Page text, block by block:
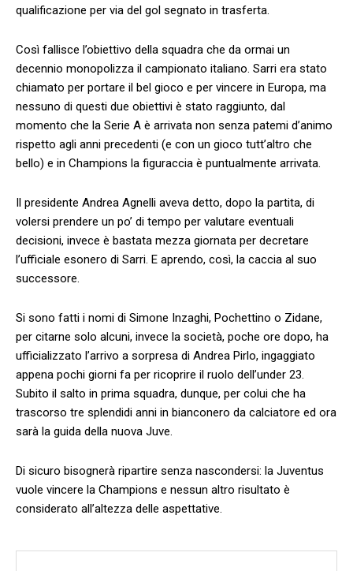
qualificazione per via del gol segnato in trasferta.
Così fallisce l’obiettivo della squadra che da ormai un
decennio monopolizza il campionato italiano. Sarri era stato
chiamato per portare il bel gioco e per vincere in Europa, ma
nessuno di questi due obiettivi è stato raggiunto, dal
momento che la Serie A è arrivata non senza patemi d’animo
rispetto agli anni precedenti (e con un gioco tutt’altro che
bello) e in Champions la figuraccia è puntualmente arrivata.
Il presidente Andrea Agnelli aveva detto, dopo la partita, di
volersi prendere un po’ di tempo per valutare eventuali
decisioni, invece è bastata mezza giornata per decretare
l’ufficiale esonero di Sarri. E aprendo, così, la caccia al suo
successore.
Si sono fatti i nomi di Simone Inzaghi, Pochettino o Zidane,
per citarne solo alcuni, invece la società, poche ore dopo, ha
ufficializzato l’arrivo a sorpresa di Andrea Pirlo, ingaggiato
appena pochi giorni fa per ricoprire il ruolo dell’under 23.
Subito il salto in prima squadra, dunque, per colui che ha
trascorso tre splendidi anni in bianconero da calciatore ed ora
sarà la guida della nuova Juve.
Di sicuro bisognerà ripartire senza nascondersi: la Juventus
vuole vincere la Champions e nessun altro risultato è
considerato all’altezza delle aspettative.